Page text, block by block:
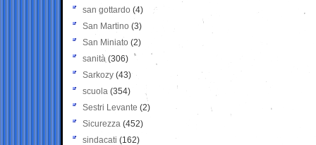
san gottardo (4)
San Martino (3)
San Miniato (2)
sanità (306)
Sarkozy (43)
scuola (354)
Sestri Levante (2)
Sicurezza (452)
sindacati (162)